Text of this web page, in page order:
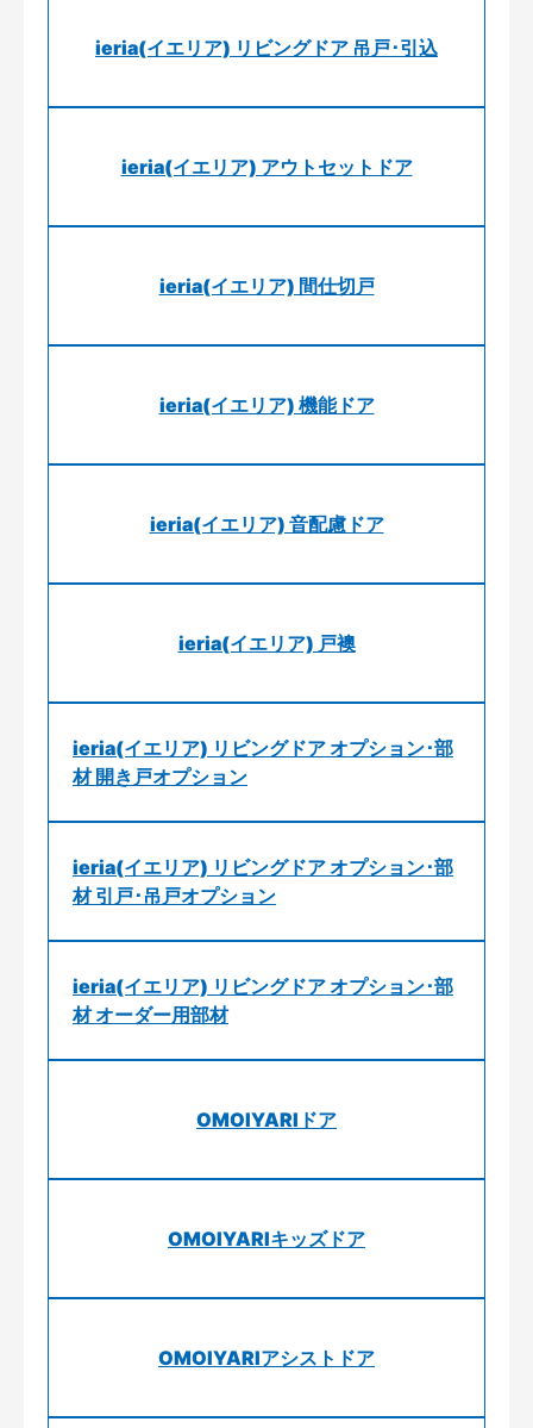
ieria(イエリア) リビングドア 吊戸･引込
ieria(イエリア) アウトセットドア
ieria(イエリア) 間仕切戸
ieria(イエリア) 機能ドア
ieria(イエリア) 音配慮ドア
ieria(イエリア) 戸襖
ieria(イエリア) リビングドア オプション･部
材 開き戸オプション
ieria(イエリア) リビングドア オプション･部
材 引戸･吊戸オプション
ieria(イエリア) リビングドア オプション･部
材 オーダー用部材
OMOIYARIドア
OMOIYARIキッズドア
OMOIYARIアシストドア